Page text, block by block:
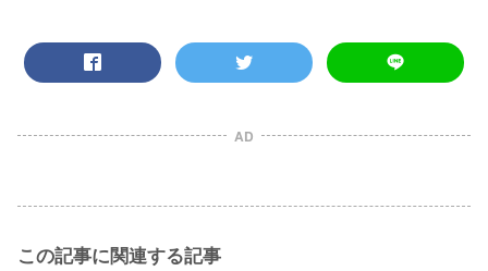
AD
この記事に関連する記事